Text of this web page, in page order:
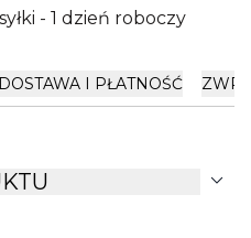
- 1 dzień roboczy
DOSTAWA I PŁATNOŚĆ
expand_more